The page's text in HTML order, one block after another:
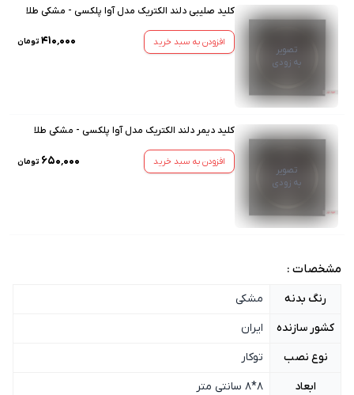
تصویر
به زودی
کلید صلیبی دلند الکتریک مدل آوا پلکسی - مشکی طلا
افزودن به سبد خرید ۴۱۰٬۰۰۰ تومان
تصویر
به زودی
کلید دیمر دلند الکتریک مدل آوا پلکسی - مشکی طلا
افزودن به سبد خرید ۶۵۰٬۰۰۰ تومان
مشخصات :
رنگ بدنه
مشکی
کشور سازنده
ایران
نوع نصب
توکار
ابعاد
8*8 سانتی متر